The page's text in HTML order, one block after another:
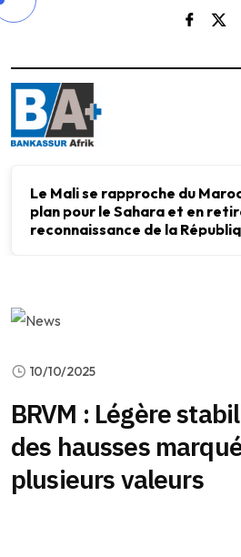
Le Mali se rapproche du
plan pour le Sahara et en
reconnaissance de la
10/10/2025
BRVM : Légère
des hausses
plusieurs valeurs